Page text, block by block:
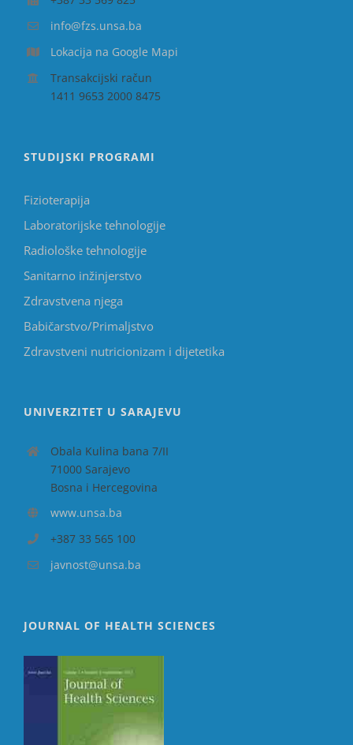
info@fzs.unsa.ba
Lokacija na Google Mapi
Transakcijski račun
1411 9653 2000 8475
STUDIJSKI PROGRAMI
Fizioterapija
Laboratorijske tehnologije
Radiološke tehnologije
Sanitarno inžinjerstvo
Zdravstvena njega
Babičarstvo/Primaljstvo
Zdravstveni nutricionizam i dijetetika
UNIVERZITET U SARAJEVU
Obala Kulina bana 7/II
71000 Sarajevo
Bosna i Hercegovina
www.unsa.ba
+387 33 565 100
javnost@unsa.ba
JOURNAL OF HEALTH SCIENCES